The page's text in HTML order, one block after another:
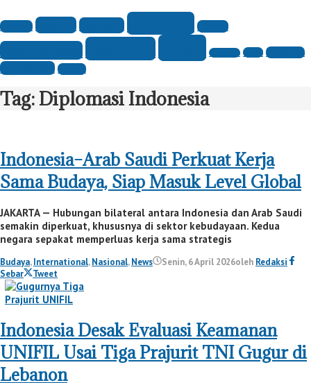
Budaya DaerahEkonomiHeadline Hukum
InternationalNasionalNews Olahraga Opini Parlemen
Pendidikan Politik
Tag: Diplomasi Indonesia
Indonesia–Arab Saudi Perkuat Kerja
Sama Budaya, Siap Masuk Level Global
JAKARTA — Hubungan bilateral antara Indonesia dan Arab Saudi
semakin diperkuat, khususnya di sektor kebudayaan. Kedua
negara sepakat memperluas kerja sama strategis
Budaya,International,Nasional,News Senin, 6 April 2026oleh Redaksi
Sebar
Tweet
Indonesia Desak Evaluasi Keamanan
UNIFIL Usai Tiga Prajurit TNI Gugur di
Lebanon